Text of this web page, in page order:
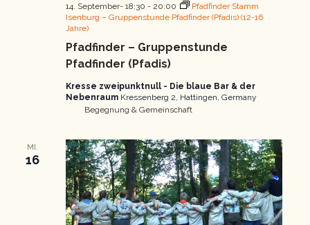
Pfadfinder – Gruppenstunde
Pfadfinder (Pfadis)
14. September- 18:30 - 20:00
Pfadfinder Stamm
Isenburg – Gruppenstunde Pfadfinder (Pfadis) (12-16
Jahre)
Kresse zweipunktnull - Die blaue Bar & der
Nebenraum Kressenberg 2, Hattingen, Germany
Begegnung & Gemeinschaft
MI.
16